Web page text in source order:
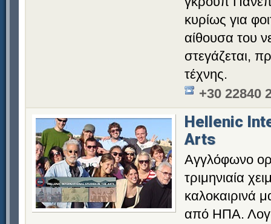
κυρίως για
αίθουσα του
στεγάζεται,
τέχνης.
+30 22840
Hellenic
Arts
Αγγλόφωνο
τριμηνιαία
καλοκαιρινά
από ΗΠΑ.